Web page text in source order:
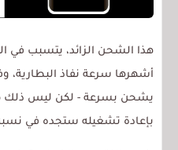
هذا الشحن الزائد، يتسبب في
أشهرها سرعة نفاذ البطارية،
يشحن بسرعة - لكن ليس ذلك
بإعادة تشغيله ستجده في